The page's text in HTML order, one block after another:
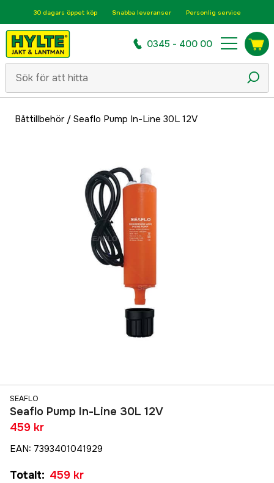
30 dagars öppet köp Snabba leveranser Personlig service
0345 - 400 00
Båttillbehör/ Seaflo Pump In-Line 30L 12V
SEAFLO
Seaflo Pump In-Line 30L 12V
459 kr
EAN: 7393401041929
Totalt: 459 kr